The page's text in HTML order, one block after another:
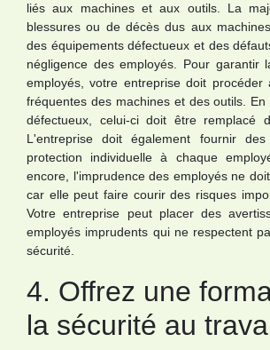
liés aux machines et aux outils. La
blessures ou de décès dus aux
des équipements défectueux et des
négligence des employés. Pour garantir
employés, votre entreprise doit procéder
fréquentes des machines et des outils.
défectueux, celui-ci doit être remplacé
L'entreprise doit également fournir
protection individuelle à chaque
encore, l'imprudence des employés ne
car elle peut faire courir des risques
Votre entreprise peut placer des
employés imprudents qui ne respectent
sécurité.
4. Offrez une
la sécurité au